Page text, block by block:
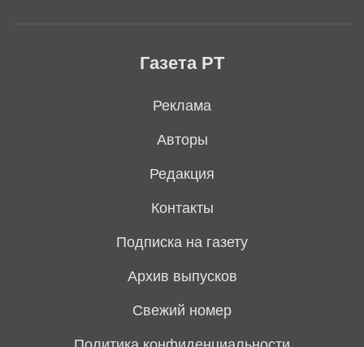
Газета РТ
Реклама
Авторы
Редакция
Контакты
Подписка на газету
Архив выпусков
Свежий номер